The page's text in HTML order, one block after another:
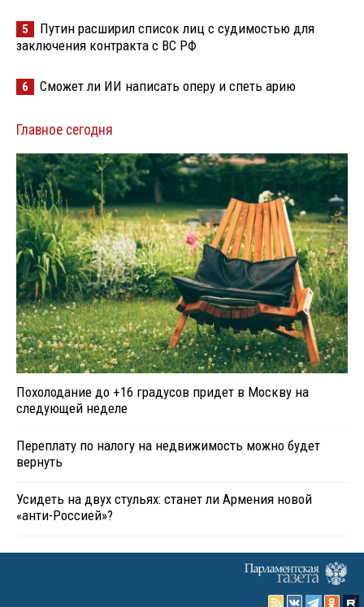
5
Путин расширил список лиц с судимостью для
заключения контракта с ВС РФ
6 Сможет ли ИИ написать оперу и спеть арию
Главное сегодня
Похолодание до +16 градусов придет в Москву на
следующей неделе
Переплату по налогу на недвижимость можно будет
вернуть
Усидеть на двух стульях: станет ли Армения новой
«анти-Россией»?